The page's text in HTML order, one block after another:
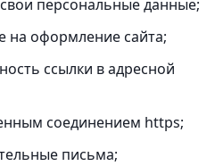
персональные данные;
оформление сайта;
ссылки в адресной
соединением https;
письма;